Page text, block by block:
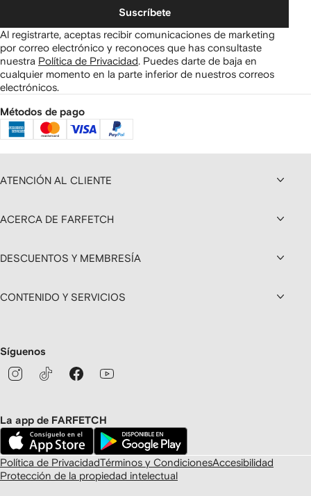
Suscríbete
Al registrarte, aceptas recibir comunicaciones de marketing
por correo electrónico y reconoces que has consultaste
nuestra Política de Privacidad. Puedes darte de baja en
cualquier momento en la parte inferior de nuestros correos
electrónicos.
Métodos de pago
ATENCIÓN AL CLIENTE
ACERCA DE FARFETCH
DESCUENTOS Y MEMBRESÍA
CONTENIDO Y SERVICIOS
Síguenos
La app de FARFETCH
Política de PrivacidadTérminos y CondicionesAccesibilidad
Protección de la propiedad intelectual